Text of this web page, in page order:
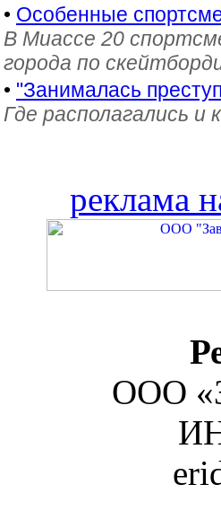
• Особенные
В Миассе 20
города по
• "Занималась
Где располагались и
реклама
ООО